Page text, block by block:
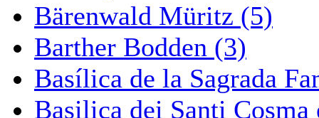
Bärenwald Müritz (5)
Barther Bodden (3)
Basílica de la Sagrada
Basilica dei Santi